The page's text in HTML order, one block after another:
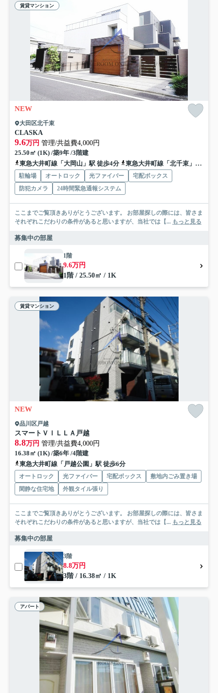
賃貸マンション
NEW
大田区北千束
CLASKA
9.6万円 管理/共益費4,000円
25.50㎡ (1K) /築9年 /3階建
東急大井町線「大岡山」駅 徒歩4分
東急大井町線「北千束」駅 徒歩5分
駐輪場 オートロック 光ファイバー
宅配ボックス
防犯カメラ
24時間緊急通報システム
ここまでご覧頂きありがとうございます。 お部屋探しの際には、皆さま
それぞれこだわりの条件があると思いますが、当社では【... もっと見る
募集中の部屋
1階
9.6万円
1階 / 25.50㎡ / 1K
賃貸マンション
NEW
品川区戸越
スマートＶＩＬＬＡ戸越
8.8万円 管理/共益費4,000円
16.38㎡ (1K) /築6年 /4階建
東急大井町線「戸越公園」駅 徒歩6分
オートロック 光ファイバー 宅配ボックス
敷地内ごみ置き場
閑静な住宅地
外観タイル張り
ここまでご覧頂きありがとうございます。 お部屋探しの際には、皆さま
それぞれこだわりの条件があると思いますが、当社では【... もっと見る
募集中の部屋
3階
8.8万円
3階 / 16.38㎡ / 1K
アパート